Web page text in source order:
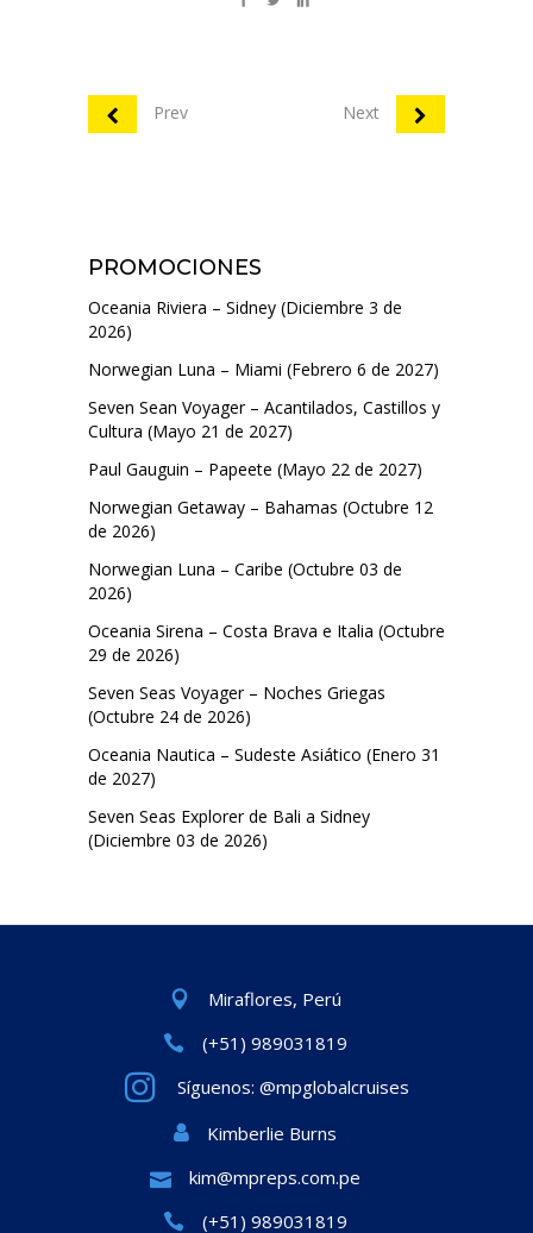
Prev Next
PROMOCIONES
Oceania Riviera – Sidney (Diciembre 3 de
2026)
Norwegian Luna – Miami (Febrero 6 de 2027)
Seven Sean Voyager – Acantilados, Castillos y
Cultura (Mayo 21 de 2027)
Paul Gauguin – Papeete (Mayo 22 de 2027)
Norwegian Getaway – Bahamas (Octubre 12
de 2026)
Norwegian Luna – Caribe (Octubre 03 de
2026)
Oceania Sirena – Costa Brava e Italia (Octubre
29 de 2026)
Seven Seas Voyager – Noches Griegas
(Octubre 24 de 2026)
Oceania Nautica – Sudeste Asiático (Enero 31
de 2027)
Seven Seas Explorer de Bali a Sidney
(Diciembre 03 de 2026)
Miraflores, Perú
(+51) 989031819
Síguenos: @mpglobalcruises
Kimberlie Burns
kim@mpreps.com.pe
(+51) 989031819